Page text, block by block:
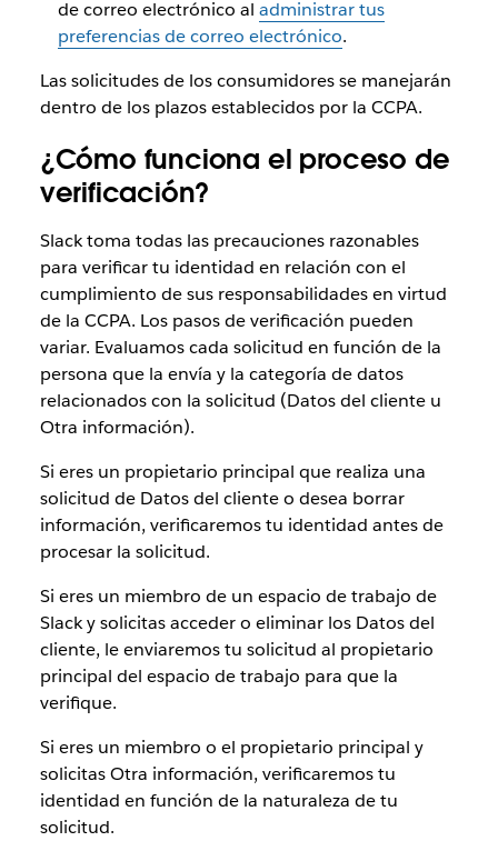
de correo electrónico al administrar tus
preferencias de correo electrónico.
Las solicitudes de los consumidores se manejarán
dentro de los plazos establecidos por la CCPA.
¿Cómo funciona el proceso de
verificación?
Slack toma todas las precauciones razonables
para verificar tu identidad en relación con el
cumplimiento de sus responsabilidades en virtud
de la CCPA. Los pasos de verificación pueden
variar. Evaluamos cada solicitud en función de la
persona que la envía y la categoría de datos
relacionados con la solicitud (Datos del cliente u
Otra información).
Si eres un propietario principal que realiza una
solicitud de Datos del cliente o desea borrar
información, verificaremos tu identidad antes de
procesar la solicitud.
Si eres un miembro de un espacio de trabajo de
Slack y solicitas acceder o eliminar los Datos del
cliente, le enviaremos tu solicitud al propietario
principal del espacio de trabajo para que la
verifique.
Si eres un miembro o el propietario principal y
solicitas Otra información, verificaremos tu
identidad en función de la naturaleza de tu
solicitud.